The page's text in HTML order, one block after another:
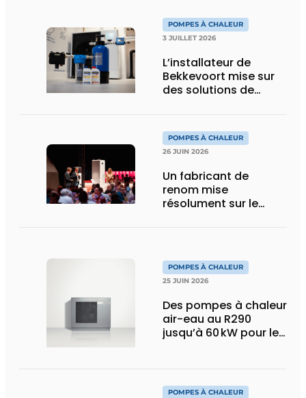
POMPES À CHALEUR
3 JUILLET 2026
L’installateur de
Bekkevoort mise sur
des solutions de
systèmes de
chauffage pilotés par
pompe à chaleur
POMPES À CHALEUR
26 JUIN 2026
Un fabricant de
renom mise
résolument sur le
POMPES À CHALEUR
25 JUIN 2026
Des pompes à chaleur
air-eau au R290
jusqu’à 60 kW pour le
POMPES À CHALEUR